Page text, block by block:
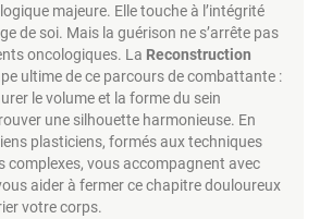
majeure. Elle touche à l’intégrité
de soi. Mais la guérison ne s’arrête pas
oncologiques. La Reconstruction
ultime de ce parcours de combattante :
le volume et la forme du sein
une silhouette harmonieuse. En
plasticiens, formés aux techniques
complexes, vous accompagnent avec
aider à fermer ce chapitre douloureux
votre corps.